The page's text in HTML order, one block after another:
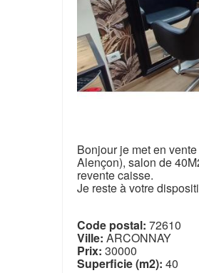
Bonjour je met en
Alençon), salon de
revente caisse.
Je reste à votre
Code postal: 72610
Ville: ARCONNAY
Prix: 30000
Superficie (m2): 40